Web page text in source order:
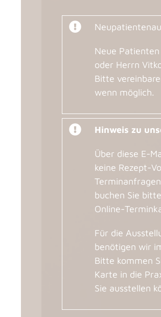
Neue
oder Herrn
Bitte
wenn möglich.
Hinweis zu
Über diese E-
keine Rezept-
buchen Sie
Online-
Für die
benötigen wir
Bitte kommen
Karte in die
Sie ausstellen